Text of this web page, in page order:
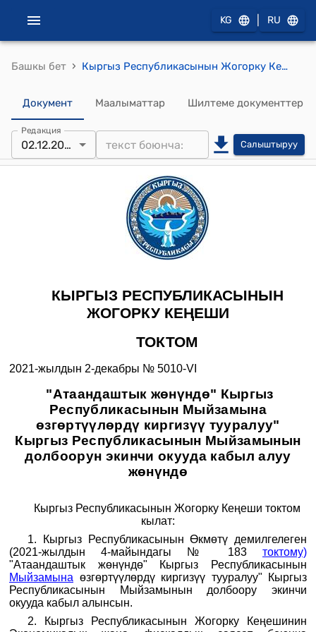
KG RU
Башкы бет › Кыргыз Республикасынын Жогорку Кеңешинин 2021-жылдын 2-декабрындагы № 2010-VI "Атаандаштык жөнүндө" Кыргыз Республикасынын Мыйзамына өзгөртүүлөрдү киргизүү тууралуу" Кыргыз Республикасынын Мыйзамынын долбоорун экинчи окууда кабыл алуу жөнүндө" токтому
Документ Маалыматтар Шилтеме документтер
Редакция
02.12.2021. Салыштыруу